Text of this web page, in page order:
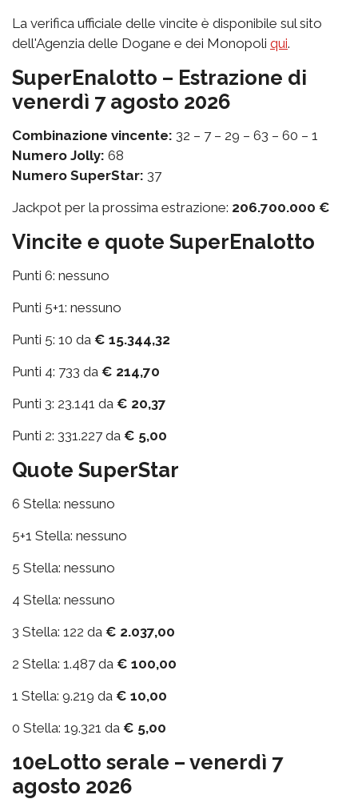
La verifica ufficiale delle vincite è disponibile sul sito
dell'Agenzia delle Dogane e dei Monopoli qui.
SuperEnalotto – Estrazione di
venerdì 7 agosto 2026
Combinazione vincente: 32 – 7 – 29 – 63 – 60 – 1
Numero Jolly: 68
Numero SuperStar: 37
Jackpot per la prossima estrazione: 206.700.000 €
Vincite e quote SuperEnalotto
Punti 6: nessuno
Punti 5+1: nessuno
Punti 5: 10 da € 15.344,32
Punti 4: 733 da € 214,70
Punti 3: 23.141 da € 20,37
Punti 2: 331.227 da € 5,00
Quote SuperStar
6 Stella: nessuno
5+1 Stella: nessuno
5 Stella: nessuno
4 Stella: nessuno
3 Stella: 122 da € 2.037,00
2 Stella: 1.487 da € 100,00
1 Stella: 9.219 da € 10,00
0 Stella: 19.321 da € 5,00
10eLotto serale – venerdì 7
agosto 2026